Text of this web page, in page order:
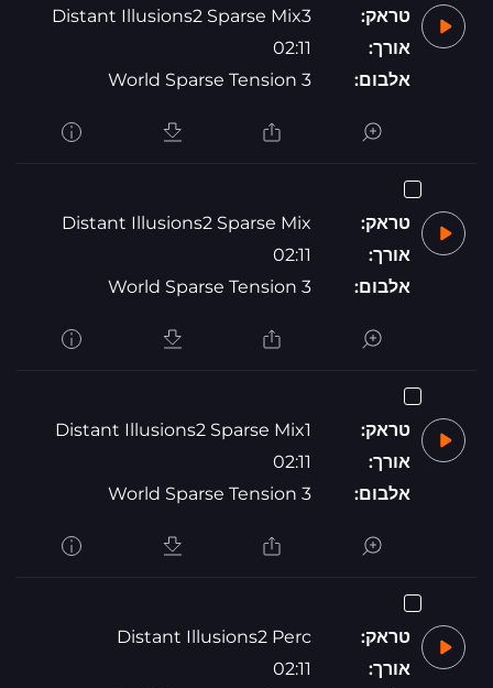
טראק:
Distant Illusions2 Sparse Mix3
אורך:
02:11
אלבום:
World Sparse Tension 3
טראק:
Distant Illusions2 Sparse Mix
אורך:
02:11
אלבום:
World Sparse Tension 3
טראק:
Distant Illusions2 Sparse Mix1
אורך:
02:11
אלבום:
World Sparse Tension 3
טראק:
Distant Illusions2 Perc
אורך:
02:11